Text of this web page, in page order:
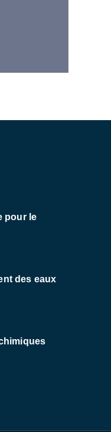
pour le
des eaux